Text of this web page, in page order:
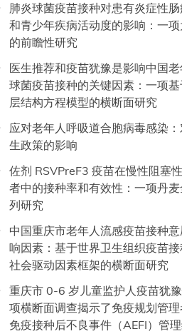
肺炎球菌疫苗接种对患有炎症性
和青少年疾病活动度的影响：一
的前瞻性研究
医生推荐和疫苗犹豫是影响中国
球菌疫苗接种的关键因素：一项
层结构方程模型的横断面研究
应对老年人呼吸道合胞病毒感染
生政策的影响
佐剂 RSVPreF3 疫苗在慢性阻塞
者中的接种率和有效性：一项丹
列研究
中国重庆市老年人流感疫苗接种
响因素：基于世界卫生组织疫苗
社会驱动因素框架的横断面研究
重庆市 0-6 岁儿童监护人疫苗犹
项横断面调查揭示了免疫规划管
免疫接种后不良事件（AEFI）管